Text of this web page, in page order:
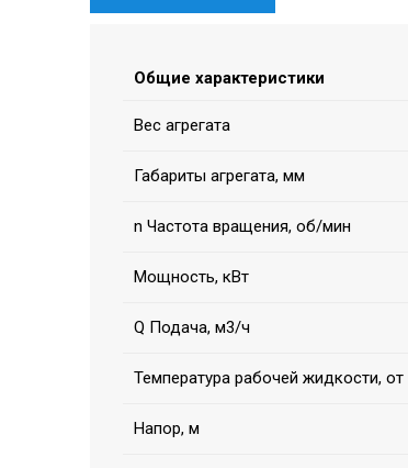
Общие характеристики
Вес агрегата
Габариты агрегата, мм
n Частота вращения, об/мин
Мощность, кВт
Q Подача, м3/ч
Температура рабочей жидкости,
Напор, м